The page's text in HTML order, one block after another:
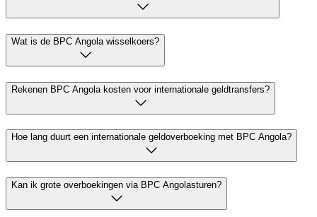
Wat is de BPC Angola wisselkoers?
Rekenen BPC Angola kosten voor internationale geldtransfers?
Hoe lang duurt een internationale geldoverboeking met BPC Angola?
Kan ik grote overboekingen via BPC Angolasturen?